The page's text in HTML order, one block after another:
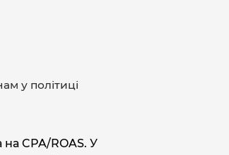
у політиці
CPA/ROAS. У